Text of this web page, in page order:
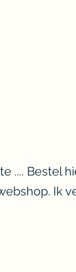
.... Bestel
Ik